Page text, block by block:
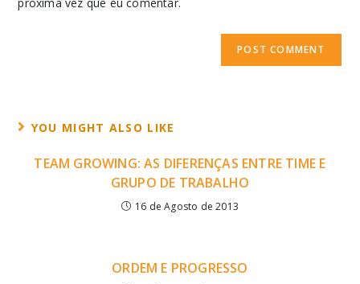
YOU MIGHT ALSO LIKE
TEAM GROWING: AS DIFERENÇAS ENTRE TIME E
GRUPO DE TRABALHO
16 de Agosto de 2013
ORDEM E PROGRESSO